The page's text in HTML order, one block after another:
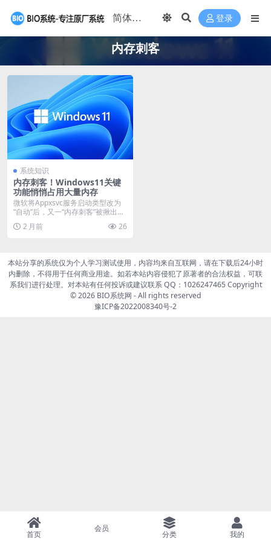
登录
内存刺客
系统知识
内存刺客！Windows11关键
功能悄悄占用大量内存
微软将Appxsvc服务启动类型改为
“自动”后，又一“内存刺客”被揪出。
多位用户...
2 月前 26
本站分享的系统仅为个人学习测试使用，内容均来自互联网，请在下载后24小时
内删除，不得用于任何商业用途。如若本站内容侵犯了原著者的合法权益，可联
系我们进行处理。对本站有任何投诉或建议联系 QQ：1026247465 Copyright
© 2026 BIO系统网 - All rights reserved
豫ICP备2022008340号-2
首页
会员
分类 我的